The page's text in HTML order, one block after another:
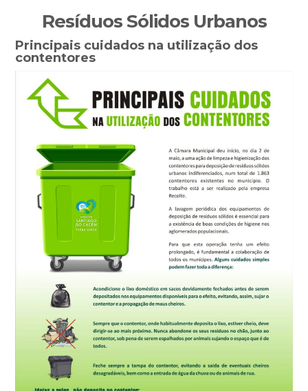
Resíduos Sólidos Urbanos
Principais cuidados na utilização dos
contentores
Sidebar
primária